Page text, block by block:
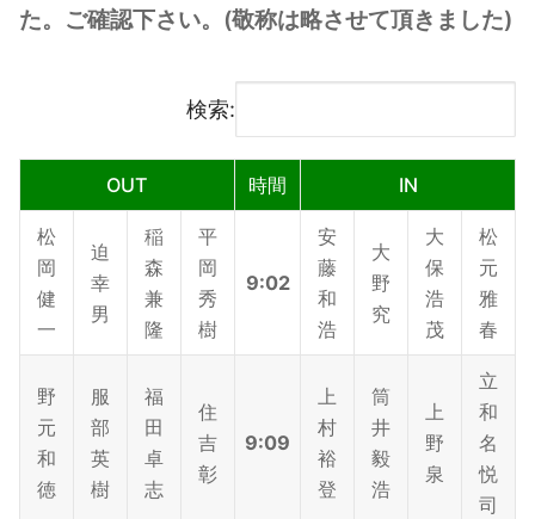
た。ご確認下さい。(敬称は略させて頂きました)
検索:
OUT 時間 IN
松
岡
健
一
迫
幸
男
稲
森
兼
隆
平
岡
秀
樹
9:02
安
藤
和
浩
大
野
究
大
保
浩
茂
松
元
雅
春
野
元
和
徳
服
部
英
樹
福
田
卓
志
住
吉
彰
9:09
上
村
裕
登
筒
井
毅
浩
上
野
泉
立
和
名
悦
司